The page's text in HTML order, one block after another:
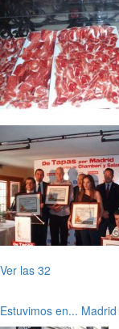
Ver las 32
Estuvimos en... Madrid